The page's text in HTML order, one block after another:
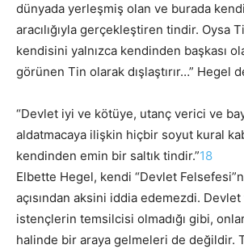
dünyada yerleşmiş olan ve burada
aracılığıyla gerçekleştiren tindir. Oysa
kendisini yalnızca kendinden başkası
görünen Tin olarak dışlaştırır…” Hegel
“Devlet iyi ve kötüye, utanç verici ve
aldatmacaya ilişkin hiçbir soyut kural
kendinden emin bir saltık tindir.”18
Elbette Hegel, kendi “Devlet
açısından aksini iddia edemezdi.
istençlerin temsilcisi olmadığı gibi,
halinde bir araya gelmeleri de değildir.